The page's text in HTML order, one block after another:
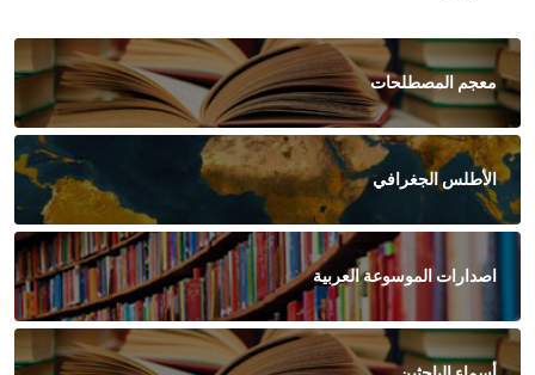
معجم المصطلحات
الأطلس الجغرافي
اصدارات الموسوعة العربية